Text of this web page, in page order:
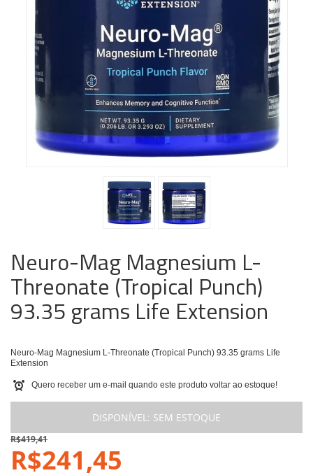
Neuro-Mag Magnesium L-
Threonate (Tropical Punch)
93.35 grams Life Extension
Neuro-Mag Magnesium L-Threonate (Tropical Punch) 93.35 grams Life
Extension
Quero receber um e-mail quando este produto voltar ao estoque!
DISPONÍVEL: SEM ESTOQUE
R$419,41
R$241,45